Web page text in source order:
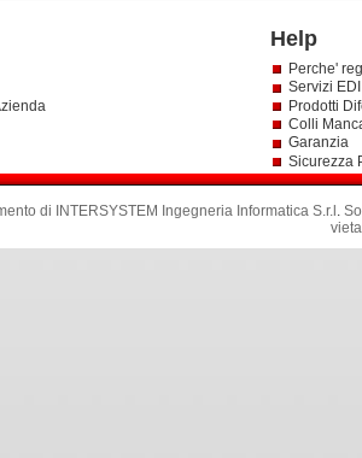
Help
Perche'
Servizi
Prodotti
Colli
Garanzia
Sicurezza
di INTERSYSTEM Ingegneria Informatica S.r.l .